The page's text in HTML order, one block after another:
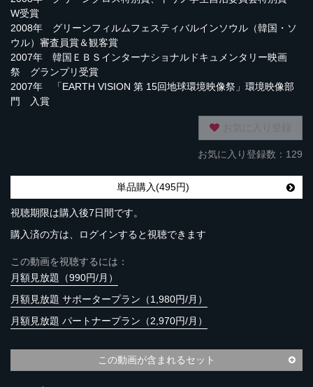
W受賞
2008年 グリーンフィルムフェスティバルインソウル（韓国・ソ
ウル）審査員賞＆観客賞
2007年 韓国ＥＢＳインターナショナルドキュメンタリー映画
祭 グランプリ受賞
2007年 「EARTH VISION 第 15回地球環境映像祭」環境映像部
門 入賞
お気に入り登録数：129
単品購入(495円)
視聴期限は購入後7日間です。
購入済の方は、ログインすると視聴できます
この動画を視聴するには：
月額見放題（990円/月）
月額見放題 サポータープラン（1,980円/月）
月額見放題 パートナープラン（2,970円/月）
この動画が含まれるセット